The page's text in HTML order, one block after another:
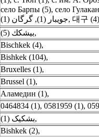
село Барпы (5), село
جویبار (1)
, گرگان (1) , 대구 (4)
بيشكك (5),
Bischkek (4),
Bishkek (104),
Bruxelles (1),
Brussel (1),
Аламедин (1),
0464834 (1), 0581959 (1),
بشکیک (1),
Bishkek (2),